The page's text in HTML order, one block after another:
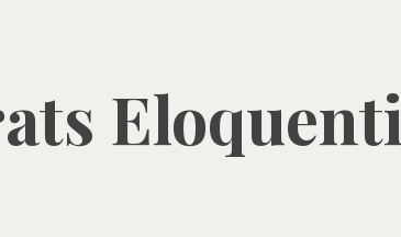
Eloquenti